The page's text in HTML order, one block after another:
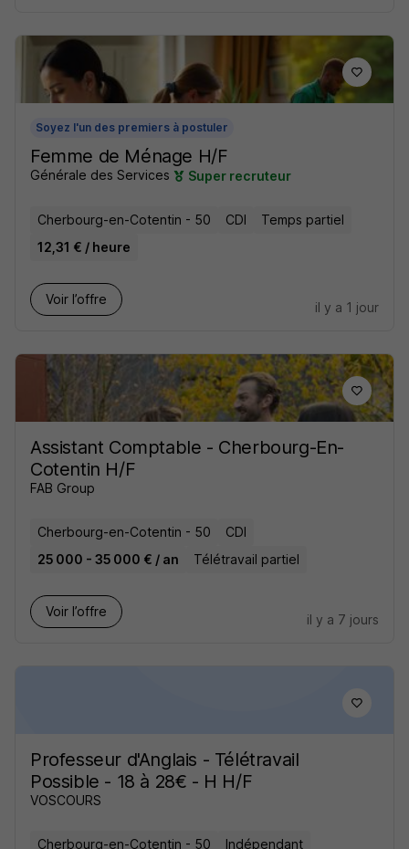
Soyez l'un des premiers à postuler
Femme de Ménage H/F
Générale des Services Super recruteur
Cherbourg-en-Cotentin - 50 CDI
Temps partiel
12,31 € / heure
Voir l’offre
il y a 1 jour
Assistant Comptable - Cherbourg-En-
Cotentin H/F
FAB Group
Cherbourg-en-Cotentin - 50
CDI
25 000 - 35 000 € / an
Télétravail partiel
Voir l’offre
il y a 7 jours
Professeur d'Anglais - Télétravail
Possible - 18 à 28€ - H H/F
VOSCOURS
Cherbourg-en-Cotentin - 50 Indépendant